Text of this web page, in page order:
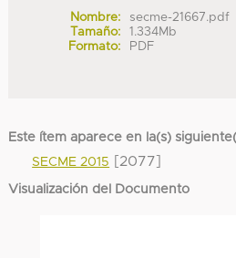
Nombre:
secme-21667.pdf
Tamaño:
1.334Mb
Formato:
PDF
Este ítem aparece en la(s)
SECME 2015
[2077]
Visualización del Documento